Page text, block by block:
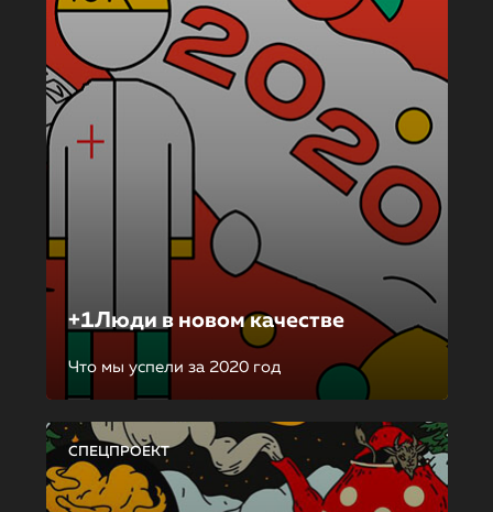
+1Люди в новом качестве
Что мы успели за 2020 год
СПЕЦПРОЕКТ